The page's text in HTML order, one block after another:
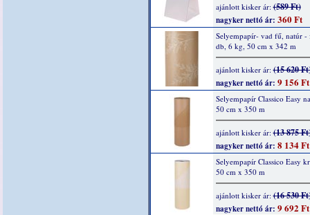
ajánlott kisker ár:(589 Ft)
nagyker nettó ár: 360 Ft
Selyempapír- vad fű, natúr -
db, 6 kg, 50 cm x 342 m
ajánlott kisker ár:(15 620
nagyker nettó ár: 9 156 Ft
Selyempapír Classico Easy
50 cm x 350 m
ajánlott kisker ár:(13 875
nagyker nettó ár: 8 134 Ft
Selyempapír Classico Easy
50 cm x 350 m
ajánlott kisker ár:(16 530
nagyker nettó ár: 9 692 Ft